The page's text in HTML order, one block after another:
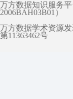
万方数据知识服务
2006BAH03B01）
万方数据学术资源
第11363462号